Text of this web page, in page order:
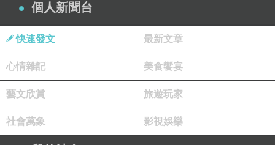
個人新聞台
快速發文 最新文章
心情雜記 美食饗宴
藝文欣賞 旅遊玩家
社會萬象 影視娛樂